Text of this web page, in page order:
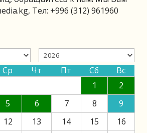
, Тел: +996 (312) 961960
Ср Чт Пт Сб
Вс
1
2
5 6 7 8
9
12 13 14 15
16